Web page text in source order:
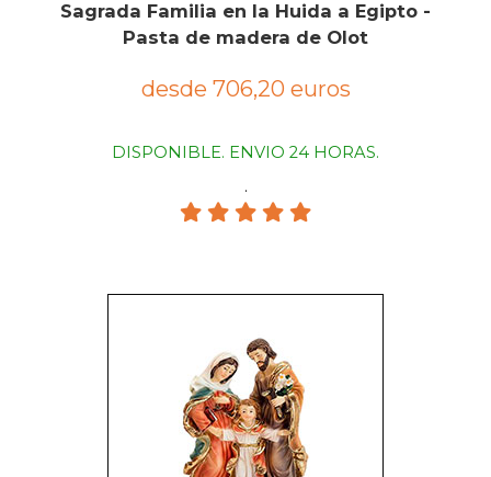
Sagrada Familia en la Huida a Egipto -
Pasta de madera de Olot
desde 706,20 euros
DISPONIBLE. ENVIO 24 HORAS.
.